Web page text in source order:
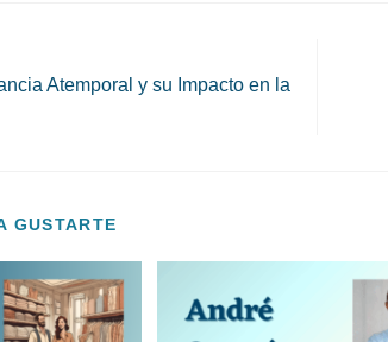
Atemporal y su Impacto en la
GUSTARTE